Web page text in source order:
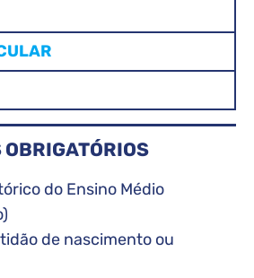
OBRIGATÓRIOS
do Ensino Médio
de nascimento ou